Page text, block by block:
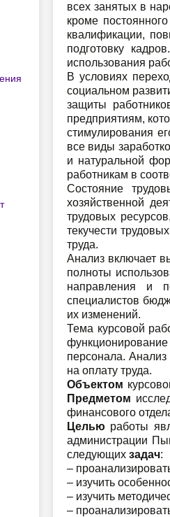
всех занятых в
кроме
квалификации,
подготовку
использования
В условиях
социальном
защиты
предприятиям,
стимулирования
все виды
и натуральной
работникам в
Состояние
хозяйственной
трудовых
текучести
труда.
Анализ включает
полноты
направления и
специалистов
их изменений.
Тема курсовой
персонала.
на оплату труда.
Объектом
Предметом
финансового
Целью работы
администрации
следующих задач:
–
– изучить
– изучить
–